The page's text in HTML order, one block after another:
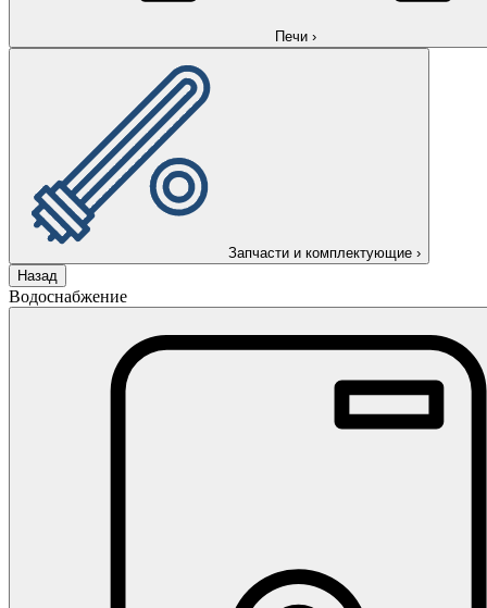
Печи ›
Запчасти и комплектующие ›
Назад
Водоснабжение